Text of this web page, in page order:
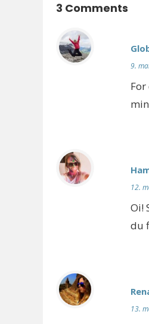
3 Comments
9.
12.
Oi!
du
13.